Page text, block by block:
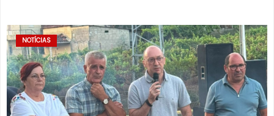
NOTÍCIAS